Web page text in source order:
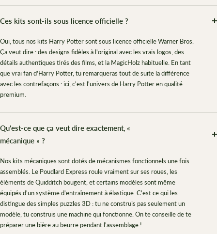
Ces kits sont-ils sous licence officielle ?
Oui, tous nos kits Harry Potter sont sous licence officielle Warner Bros.
Ça veut dire : des designs fidèles à l'original avec les vrais logos, des
détails authentiques tirés des films, et la MagicHolz habituelle. En tant
que vrai fan d'Harry Potter, tu remarqueras tout de suite la différence
avec les contrefaçons : ici, c'est l'univers de Harry Potter en qualité
premium.
Qu'est-ce que ça veut dire exactement, «
mécanique » ?
Nos kits mécaniques sont dotés de mécanismes fonctionnels une fois
assemblés. Le Poudlard Express roule vraiment sur ses roues, les
éléments de Quidditch bougent, et certains modèles sont même
équipés d'un système d'entraînement à élastique. C'est ce qui les
distingue des simples puzzles 3D : tu ne construis pas seulement un
modèle, tu construis une machine qui fonctionne. On te conseille de te
préparer une bière au beurre pendant l'assemblage !